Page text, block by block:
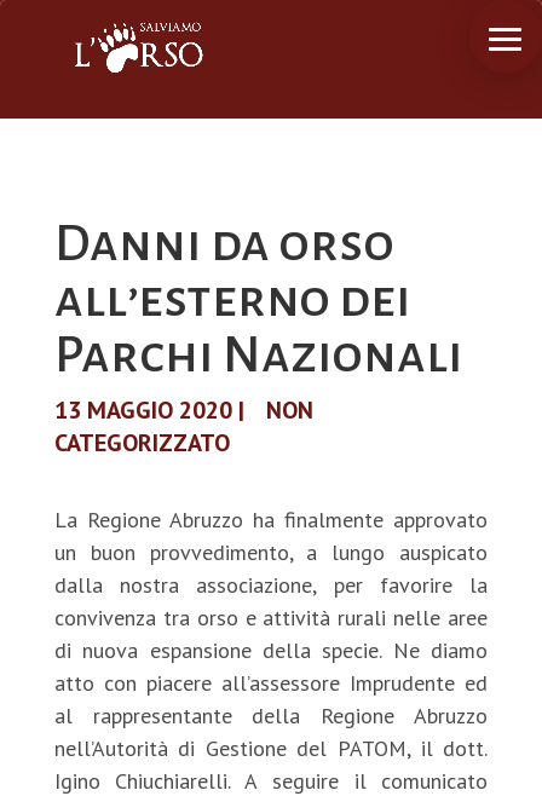
Danni da orso
all’esterno dei
Parchi Nazionali
13 MAGGIO 2020|
NON
CATEGORIZZATO
La Regione Abruzzo ha finalmente approvato
un buon provvedimento, a lungo auspicato
dalla nostra associazione, per favorire la
convivenza tra orso e attività rurali nelle aree
di nuova espansione della specie. Ne diamo
atto con piacere all’assessore Imprudente ed
al rappresentante della Regione Abruzzo
nell’Autorità di Gestione del PATOM, il dott.
Igino Chiuchiarelli. A seguire il comunicato